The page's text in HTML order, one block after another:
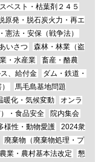
ベスト・枯葉剤２４５
原発・脱石炭火力・再エ
憲法・安保（戦争法）
いさつ
森林・林業（盗
・水産業
畜産・酪農
、給付金
ダム・鉄道・
馬毛島基地問題
暖化・気候変動
オンラ
・食品安全
院内集会
様性・動物愛護
2024衆
廃棄物（廃棄物処理・プ
業・農村基本法改定
懇